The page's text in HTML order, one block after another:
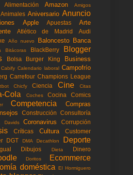
Alimentación Amazon Amigos
Animales Aniversario Anuncio
Apple Apuestas
Arte
Atlético de Madrid Audi
Año nuevo Baloncesto Banca
Bitácoras BlackBerry
Blogger
Bolsa Burger King
Business
Cabify Calendario laboral Campofrío
Carrefour Champions League
Chicfy Ciencia Cine Citas
Cola Coches Cocina Comics
Competencia Compras
Construcción Consultoría
Davids Coronavirus Corrupción
Críticas Cultura
Customer
DGT DMA Decathlon Deporte
Dibujos Dieta Dinero
Doritos Ecommerce
doméstica El Hormiguero